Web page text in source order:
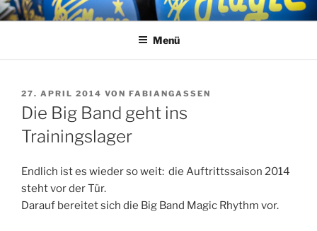
Zum
InhaltMAGIC RHYTHM
Big Band
Menü
VERÖFFENTLICHT
AM
27. APRIL 2014 VON FABIANGASSEN
Die Big Band geht ins
Trainingslager
Endlich ist es wieder so weit: die Auftrittssaison 2014
steht vor der Tür.
Darauf bereitet sich die Big Band Magic Rhythm vor.